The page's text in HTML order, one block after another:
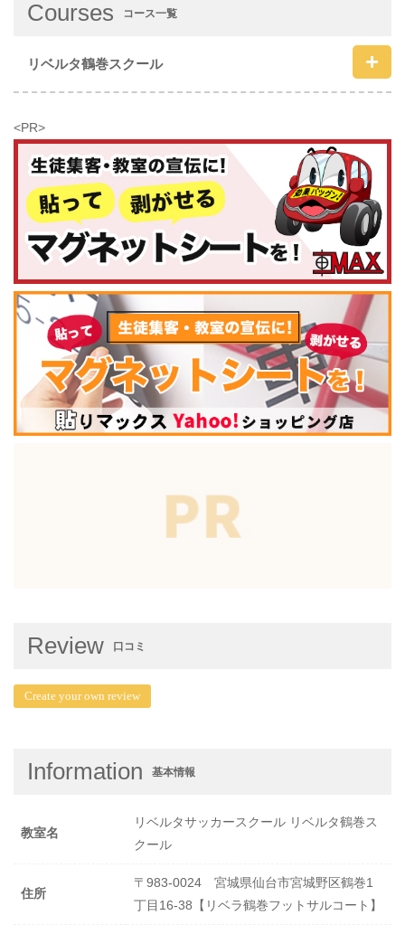
Courses コース一覧
リベルタ鶴巻スクール
<PR>
Review 口コミ
Create your own review
Information 基本情報
教室名
リベルタサッカースクール リベルタ鶴巻ス
クール
住所
〒983-0024 宮城県仙台市宮城野区鶴巻1
丁目16-38【リベラ鶴巻フットサルコート】